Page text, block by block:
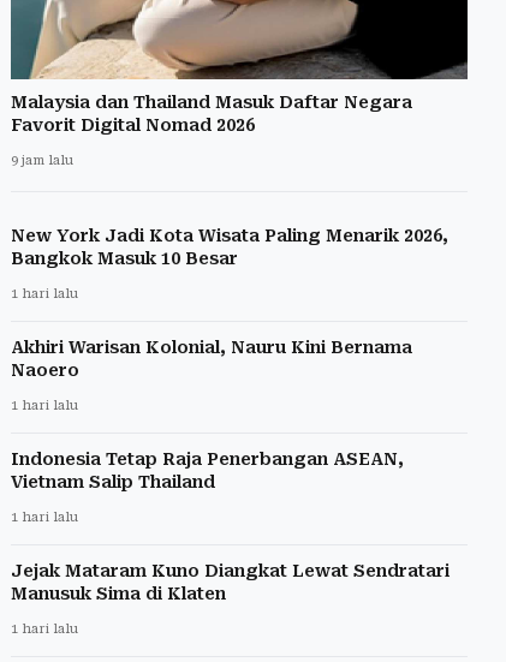
Malaysia dan Thailand Masuk Daftar Negara
Favorit Digital Nomad 2026
9 jam lalu
New York Jadi Kota Wisata Paling Menarik 2026,
Bangkok Masuk 10 Besar
1 hari lalu
Akhiri Warisan Kolonial, Nauru Kini Bernama
Naoero
1 hari lalu
Indonesia Tetap Raja Penerbangan ASEAN,
Vietnam Salip Thailand
1 hari lalu
Jejak Mataram Kuno Diangkat Lewat Sendratari
Manusuk Sima di Klaten
1 hari lalu